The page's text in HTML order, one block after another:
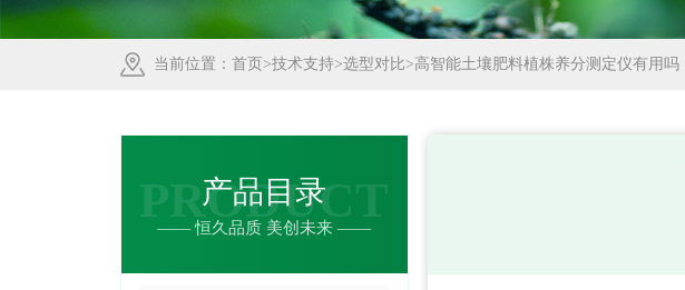
当前位置： 首页 >技术支持>选型对比>高智能土壤肥料植株养分测定仪有用吗
产品目录
PRODUCT
—— 恒久品质 美创未来 ——